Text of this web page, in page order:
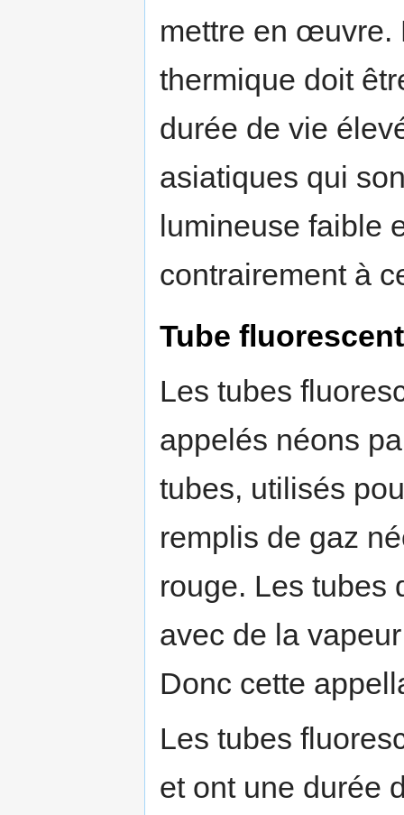
mettre en œuvre.
thermique doit
durée de vie
asiatiques qui
lumineuse faible
contrairement à
Tube fluorescent
Les tubes
appelés néons
tubes, utilisés
remplis de gaz
rouge. Les tubes
avec de la
Donc cette
Les tubes
et ont une durée